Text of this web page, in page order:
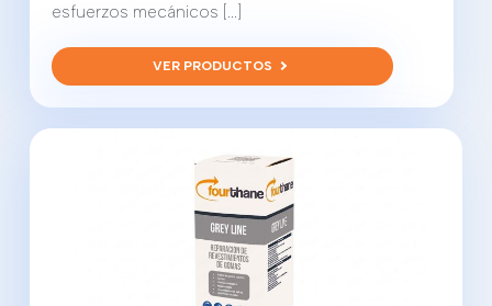
esfuerzos mecánicos [...]
VER PRODUCTOS